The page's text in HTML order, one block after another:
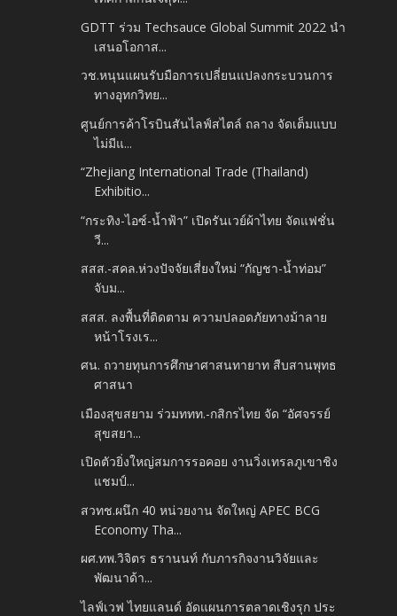
GDTT ร่วม Techsauce Global Summit 2022 นำ
เสนอโอกาส...
วช.หนุนแผนรับมือการเปลี่ยนแปลงกระบวนการ
ทางอุทกวิทย...
ศูนย์การค้าโรบินสันไลฟ์สไตล์ ถลาง จัดเต็มแบบ
ไม่มีแ...
“Zhejiang International Trade (Thailand)
Exhibitio...
“กระทิง-ไอซ์-น้ำฟ้า” เปิดรันเวย์ผ้าไทย จัดแฟชั่น
วี...
สสส.-สคล.ห่วงปัจจัยเสี่ยงใหม่ “กัญชา-น้ำท่อม”
จับม...
สสส. ลงพื้นที่ติดตาม ความปลอดภัยทางม้าลาย
หน้าโรงเร...
ศน. ถวายทุนการศึกษาศาสนทายาท สืบสานพุทธ
ศาสนา
เมืองสุขสยาม ร่วมททท.-กสิกรไทย จัด “อัศจรรย์
สุขสยา...
เปิดตัวยิ่งใหญ่สมการรอคอย งานวิ่งเทรลภูเขาชิง
แชมป์...
สวทช.ผนึก 40 หน่วยงาน จัดใหญ่ APEC BCG
Economy Tha...
ผศ.ทพ.วิจิตร ธรานนท์ กับภารกิจงานวิจัยและ
พัฒนาด้า...
ไลฟ์เวฟ ไทยแลนด์ อัดแผนการตลาดเชิงรุก ประ